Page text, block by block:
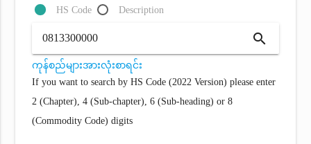
HS Code
Description
search
ကုန်စည်များအားလုံးစာရင်း
If you want to search by HS Code (2022 Version) please enter
2 (Chapter), 4 (Sub-chapter), 6 (Sub-heading) or 8
(Commodity Code) digits